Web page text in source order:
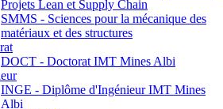
Projets Lean et Supply Chain
SMMS - Sciences pour la mécanique des
matériaux et des structures
DOCT - Doctorat IMT Mines Albi
INGE - Diplôme d'Ingénieur IMT Mines
Albi